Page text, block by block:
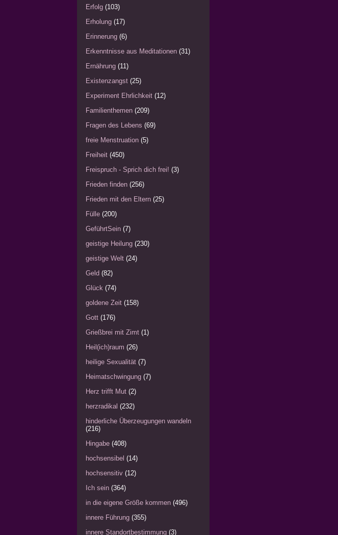
Erfolg (103)
Erholung (17)
Erinnerung (6)
Erkenntnisse aus Meditationen (31)
Ernährung (11)
Existenzangst (25)
Experiment Ehrlichkeit (12)
Familienthemen (209)
Fragen des Lebens (69)
freie Menstruation (5)
Freiheit (450)
Freispruch - Sprich dich frei! (3)
Frieden finden (256)
Frieden mit den Eltern (25)
Fülle (200)
GeführtSein (7)
geistige Heilung (230)
geistige Welt (24)
Geld (82)
Glück (74)
goldene Zeit (158)
Gott (176)
Grießbrei mit Zimt (1)
Heil(ich)raum (26)
heilige Sexualität (7)
Heimatschwingung (7)
Herz trifft Mut (2)
herzradikal (232)
hinderliche Überzeugungen wandeln
(216)
Hingabe (408)
hochsensibel (14)
hochsensitiv (12)
Ich sein (364)
in die eigene Größe kommen (496)
innere Führung (355)
innere Standortbestimmung (3)